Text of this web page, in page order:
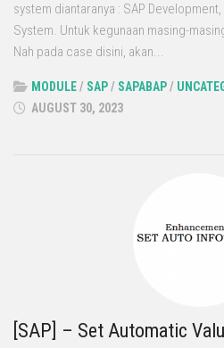
system diantaranya : SAP
System. Untuk kegunaan masing-
Nah pada case disini, akan...
MODULE/ SAP/ SAPABAP/
AUGUST 30, 2023
[SAP] – Set Automatic